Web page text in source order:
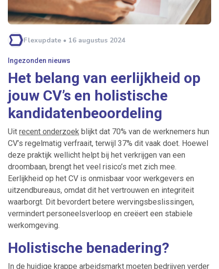
Flexupdate • 16 augustus 2024
Ingezonden nieuws
Het belang van eerlijkheid op
jouw CV’s en holistische
kandidatenbeoordeling
Uit recent onderzoek blijkt dat 70% van de werknemers hun
CV’s regelmatig verfraait, terwijl 37% dit vaak doet. Hoewel
deze praktijk wellicht helpt bij het verkrijgen van een
droombaan, brengt het veel risico’s met zich mee.
Eerlijkheid op het CV is onmisbaar voor werkgevers en
uitzendbureaus, omdat dit het vertrouwen en integriteit
waarborgt. Dit bevordert betere wervingsbeslissingen,
vermindert personeelsverloop en creëert een stabiele
werkomgeving.
Holistische benadering?
In de huidige krappe arbeidsmarkt moeten bedrijven verder